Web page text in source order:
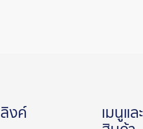
ลิงค์ เมนูและ